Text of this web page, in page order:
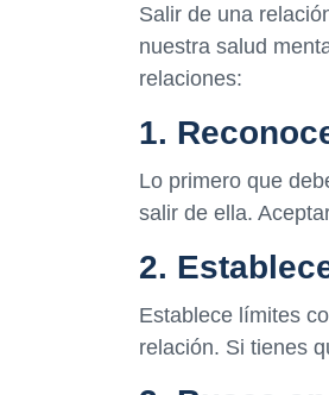
Salir de una
nuestra salud
relaciones:
1.
Lo primero que
salir de ella.
2.
Establece límites
relación. Si tienes